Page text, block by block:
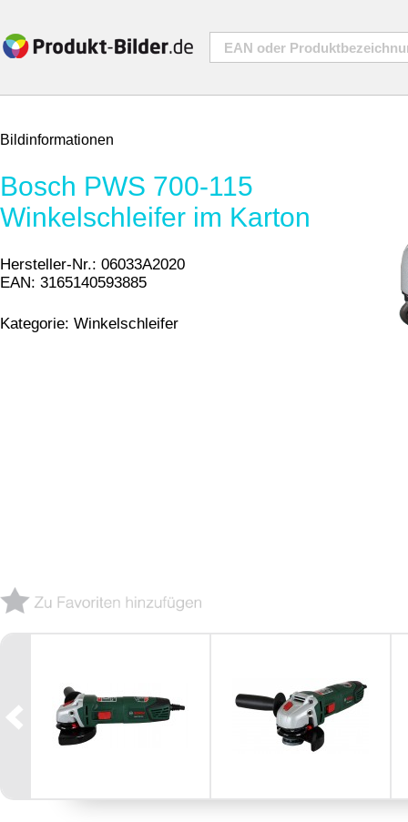
Bildinformationen
Bosch PWS 700-115
Winkelschleifer im Karton
Hersteller-Nr.: 06033A2020
EAN: 3165140593885
Kategorie: Winkelschleifer